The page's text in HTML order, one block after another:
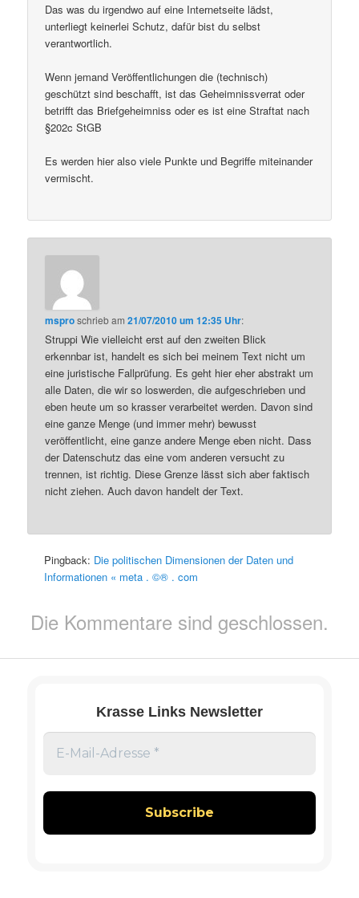
Das was du irgendwo auf eine Internetseite lädst,
unterliegt keinerlei Schutz, dafür bist du selbst
verantwortlich.
Wenn jemand Veröffentlichungen die (technisch)
geschützt sind beschafft, ist das Geheimnissverrat oder
betrifft das Briefgeheimniss oder es ist eine Straftat nach
§202c StGB
Es werden hier also viele Punkte und Begriffe miteinander
vermischt.
msproschriebam21/07/2010 um 12:35 Uhr:
Struppi Wie vielleicht erst auf den zweiten Blick
erkennbar ist, handelt es sich bei meinem Text nicht um
eine juristische Fallprüfung. Es geht hier eher abstrakt um
alle Daten, die wir so loswerden, die aufgeschrieben und
eben heute um so krasser verarbeitet werden. Davon sind
eine ganze Menge (und immer mehr) bewusst
veröffentlicht, eine ganze andere Menge eben nicht. Dass
der Datenschutz das eine vom anderen versucht zu
trennen, ist richtig. Diese Grenze lässt sich aber faktisch
nicht ziehen. Auch davon handelt der Text.
Pingback: Die politischen Dimensionen der Daten und
Informationen « meta . ©® . com
Die Kommentare sind geschlossen.
Krasse Links Newsletter